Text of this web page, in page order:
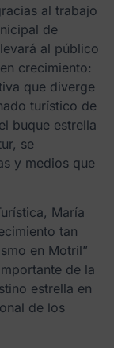
al trabajo
de
al público
crecimiento:
que diverge
turístico de
buque estrella
se
y medios que
María
tan
en Motril”
de la
estrella en
de los